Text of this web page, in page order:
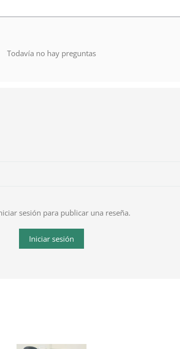
Todavía no hay preguntas
sesión para publicar una reseña.
Iniciar sesión